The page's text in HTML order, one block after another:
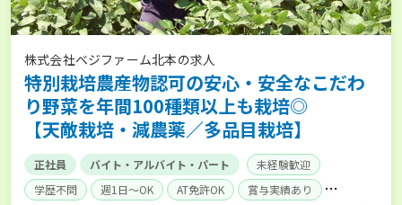
株式会社ベジファーム北本の求人
特別栽培農産物認可の安心・安全なこだわ
り野菜を年間100種類以上も栽培◎
【天敵栽培・減農薬／多品目栽培】
正社員 バイト・アルバイト・パート
未経験歓迎
学歴不問
週1日～OK AT免許OK
賞与実績あり